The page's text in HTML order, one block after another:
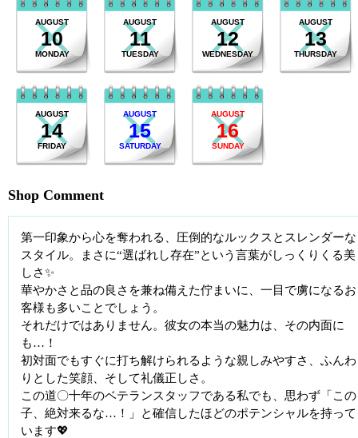
AUGUST
10
MONDAY
AUGUST
11
TUESDAY
AUGUST
12
WEDNESDAY
AUGUST
13
THURSDAY
AUGUST
14
FRIDAY
AUGUST
15
SATURDAY
AUGUST
16
SUNDAY
Shop Comment
第一印象から心を奪われる、圧倒的なルックスとスレンダーな
スタイル。まさに“選ばれし存在”という言葉がしっくりくる美
しさ✨
華やかさと品の良さを兼ね備えた佇まいに、一目で虜になるお
客様も多いことでしょう。
それだけではありません。彼女の本当の魅力は、その内面に
も…！
初対面でもすぐに打ち解けられるような親しみやすさ、ふんわ
りとした笑顔、そして礼儀正しさ。
この道〇十年のベテランスタッフである私でも、思わず「この
子、絶対来るな…！」と確信したほどのポテンシャルを持って
います💖